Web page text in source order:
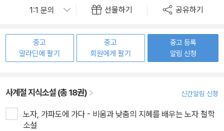
선물하기 공유하기
중고
알라딘에 팔기
중고
회원에게 팔기
중고 등록
알림 신청
사계절 지식소설 (총 18권) 신간알림 신청
노자, 가파도에 가다 - 비움과 낮춤의 지혜를 배우는 노자 철학
소설